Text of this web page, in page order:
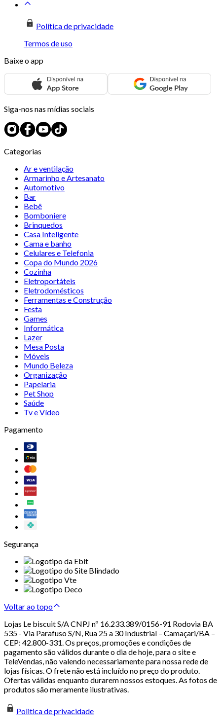
Política de privacidade
Termos de uso
Baixe o app
Siga-nos nas mídias sociais
Categorias
Ar e ventilação
Armarinho e Artesanato
Automotivo
Bar
Bebê
Bomboniere
Brinquedos
Casa Inteligente
Cama e banho
Celulares e Telefonia
Copa do Mundo 2026
Cozinha
Eletroportáteis
Eletrodomésticos
Ferramentas e Construção
Festa
Games
Informática
Lazer
Mesa Posta
Móveis
Mundo Beleza
Organização
Papelaria
Pet Shop
Saúde
Tv e Vídeo
Pagamento
Segurança
Voltar ao topo
Lojas Le biscuit S/A CNPJ nº 16.233.389/0156-91 Rodovia BA
535 - Via Parafuso S/N, Rua 25 a 30 Industrial – Camaçari/BA –
CEP: 42.800-331. Os preços, promoções e condições de
pagamento são válidos durante o dia de hoje, para o site e
TeleVendas, não valendo necessariamente para nossa rede de
lojas físicas. O frete não está incluído no preço do produto.
Ofertas válidas enquanto durarem nossos estoques. As fotos de
produtos são meramente ilustrativas.
Politica de privacidade